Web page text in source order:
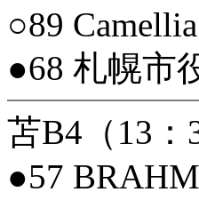
○89 Camellia
●68 札幌市
苫B4（13：
●57